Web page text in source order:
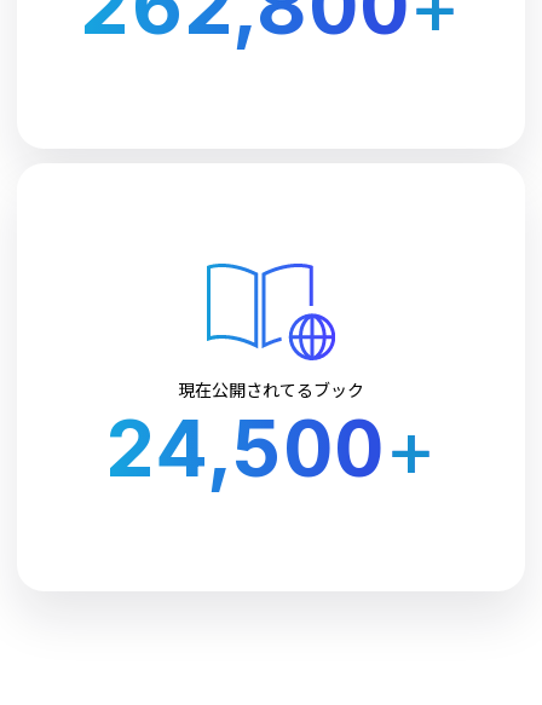
現在公開されてるブック
24,500+